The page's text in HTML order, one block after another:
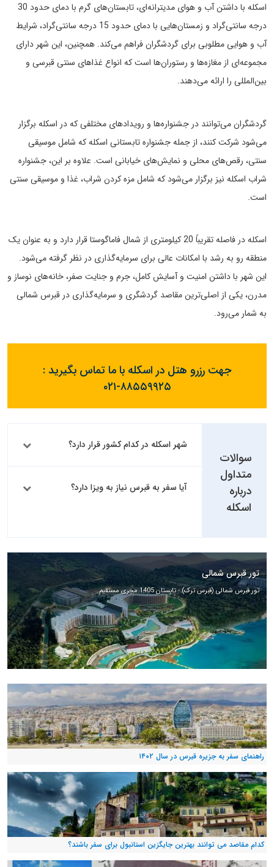
اسکله با داشتن آب و هوای مدیترانه‌ای، تابستان‌های گرم با دمای حدود 30
درجه سانتی‌گراد و زمستان‌هایی با دمای حدود 15 درجه سانتی‌گراد، شرایط
آب و هوایی مطلوبی برای گردشگران فراهم می‌کند. همچنین، این شهر دارای
مجموعه‌ای از مغازه‌ها و رستوران‌ها است که انواع غذاهای سنتی قبرسی و
بین‌المللی را ارائه می‌دهند.
گردشگران می‌توانند در جشنواره‌ها و رویدادهای مختلفی که در اسکله برگزار
می‌شود شرکت کنند، از جمله جشنواره تابستانی اسکله که شامل موسیقی
سنتی، رقص‌های محلی و نمایش‌های خیابانی است. علاوه بر این، جشنواره
شراب اسکله نیز برگزار می‌شود که شامل مزه کردن شراب، غذا و موسیقی سنتی
است.
اسکله در فاصله تقریباً 20 کیلومتری از شمال فاماگوستا قرار دارد و به عنوان یک
منطقه رو به رشد با امکانات عالی برای سرمایه‌گذاری در نظر گرفته می‌شود.
این شهر با داشتن امنیت و آسایش کامل، جرم و جنایت صفر، خانه‌های نوساز و
مدرن، یکی از اصلی‌ترین مقاصد گردشگری و سرمایه‌گذاری در قبرس شمالی
به شمار می‌رود.
جهت رزرو هتل در اسکله با ما تماس بگیرید :
۰۲۱-۸۸۵۵۹۹۲۵
سوالات
متداول
درباره
اسکله
شهر اسکله در کدام کشور قرار دارد؟
آیا سفر به قبرس نیاز به ویزا دارد؟
تور قبرس شمالی
تور قبرس شمالی (قبرس ترک) - تابستان 1405 مجری مستقیم
راهنمای سفر به جزیره قبرس در سال ۱۴۰۲
کدام مقاصد می توانند بهترین جایگزین استانبول برای سفر باشند؟